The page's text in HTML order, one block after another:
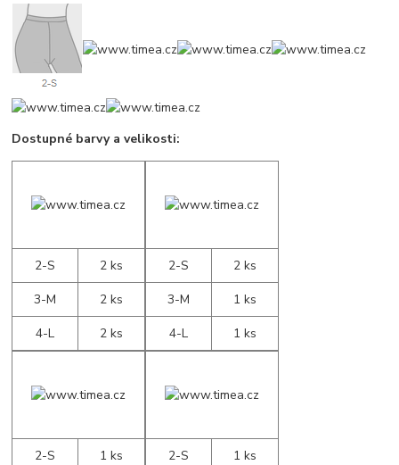
Dostupné barvy a velikosti:
2-S
2 ks
3-M
2 ks
4-L
2 ks
2-S
2 ks
3-M
1 ks
4-L
1 ks
2-S
1 ks
2-S
1 ks